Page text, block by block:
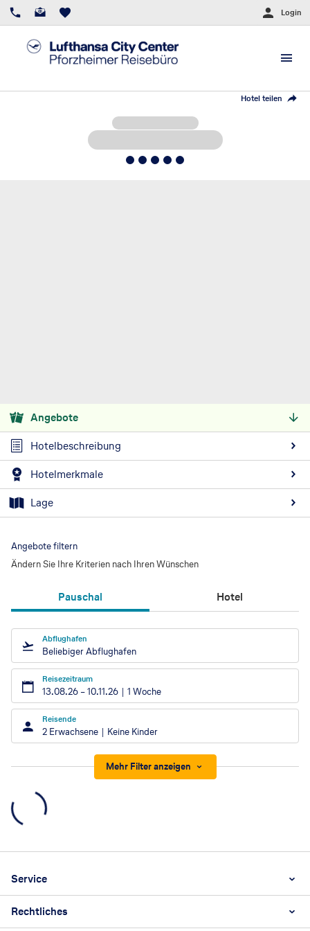
Login
Hotel teilen
5
Angebote
Hotelbeschreibung
Hotelmerkmale
Lage
Angebote filtern
Ändern Sie Ihre Kriterien nach Ihren Wünschen
Pauschal Hotel
Abflughafen
Beliebiger Abflughafen
Reisezeitraum
13.08.26 –10.11.26 1 Woche
Reisende
2 Erwachsene Keine Kinder
Mehr Filter anzeigen
Service
Unternehmen
Rechtliches